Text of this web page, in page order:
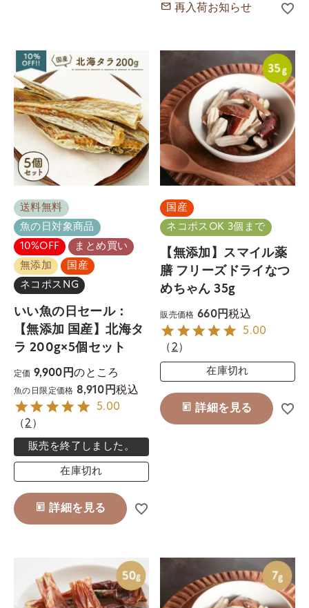
再入荷お知らせ
送料無料
魚の日対象商品
10%OFF
まとめ買い
無添加
国産
ネコポスNG
いい魚の日セール：
【無添加 国産】北海タ
ラ 200g×5個セット
定価 9,900 のところ
魚の日限定価格 8,910 税込
5.00
（2 ）
販売を終了しました。
在庫切れ
詳細を見る
国産
ネコポスOK 3個まで
【無添加】スマイル薬
膳 フリーズドライなつ
めちゃん 35g
販売価格 660 税込
5.00
（ 2 ）
在庫切れ
詳細を見る